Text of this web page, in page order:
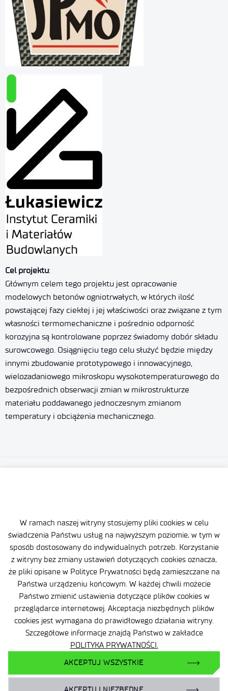
W ramach naszej witryny stosujemy pliki cookies w celu
świadczenia Państwu usług na najwyższym poziomie, w tym w
sposób dostosowany do indywidualnych potrzeb. Korzystanie
z witryny bez zmiany ustawień dotyczących cookies oznacza,
że pliki opisane w Polityce Prywatności będą zamieszczane na
Państwa urządzeniu końcowym. W każdej chwili możecie
Państwo zmienić ustawienia dotyczące plików cookies w
przeglądarce internetowej. Akceptacja niezbędnych plików
cookies jest wymagana do prawidłowego działania witryny.
Szczegółowe informacje znajdą Państwo w zakładce
POLITYKA PRYWATNOŚCI.
AKCEPTUJ WSZYSTKIE
Cel projektu:
Głównym celem tego projektu jest opracowanie
modelowych betonów ogniotrwałych, w których ilość
powstającej fazy ciekłej i jej właściwości oraz związane z tym
własności termomechaniczne i pośrednio odporność
korozyjna są kontrolowane poprzez świadomy dobór składu
surowcowego. Osiągnięciu tego celu służyć będzie między
innymi zbudowanie prototypowego i innowacyjnego,
wielozadaniowego mikroskopu wysokotemperaturowego do
bezpośrednich obserwacji zmian w mikrostrukturze
materiału poddawanego jednoczesnym zmianom
temperatury i obciążenia mechanicznego.
Polityka prywatności
Klauzula informacyjna
Deklaracja dostępności
Zamówienia publiczne
Twitter